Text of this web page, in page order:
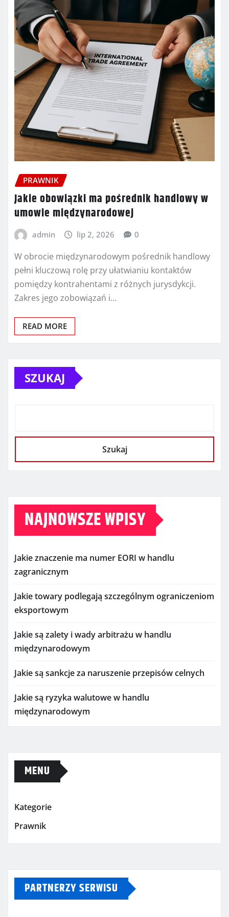
PRAWNIK
Jakie obowiązki ma pośrednik handlowy w
umowie międzynarodowej
admin lip 2, 2026 0
W obrocie międzynarodowym pośrednik handlowy
pełni kluczową rolę przy ułatwianiu kontaktów
pomiędzy kontrahentami z różnych jurysdykcji.
Zakres jego zobowiązań i…
READ MORE
SZUKAJ
Szukaj
NAJNOWSZE WPISY
Jakie znaczenie ma numer EORI w handlu
zagranicznym
Jakie towary podlegają szczególnym ograniczeniom
eksportowym
Jakie są zalety i wady arbitrażu w handlu
międzynarodowym
Jakie są sankcje za naruszenie przepisów celnych
Jakie są ryzyka walutowe w handlu
międzynarodowym
MENU
Kategorie
Prawnik
PARTNERZY SERWISU